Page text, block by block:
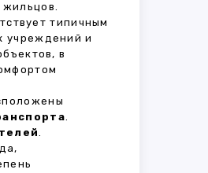
типичным
учреждений и
в
.
.